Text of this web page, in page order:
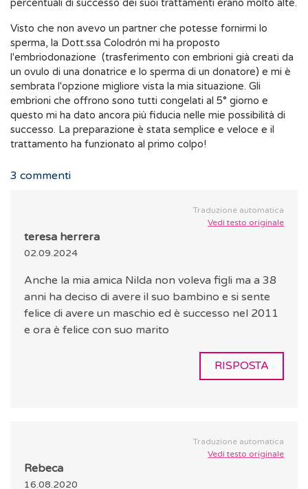
percentuali di successo dei suoi trattamenti erano molto alte.
Visto che non avevo un partner che potesse fornirmi lo
sperma, la Dott.ssa Colodrón mi ha proposto
l'embriodonazione (trasferimento con embrioni già creati da
un ovulo di una donatrice e lo sperma di un donatore) e mi è
sembrata l'opzione migliore vista la mia situazione. Gli
embrioni che offrono sono tutti congelati al 5° giorno e
questo mi ha dato ancora più fiducia nelle mie possibilità di
successo. La preparazione è stata semplice e veloce e il
trattamento ha funzionato al primo colpo!
3 commenti
Traduzione automatica
Vedi testo originale
teresa herrera
02.09.2024
Anche la mia amica Nilda non voleva figli ma a 38
anni ha deciso di avere il suo bambino e si sente
felice di avere un maschio ed è successo nel 2011
e ora è felice con suo marito
RISPOSTA
Traduzione automatica
Vedi testo originale
Rebeca
16.08.2020